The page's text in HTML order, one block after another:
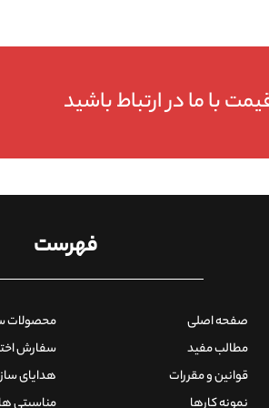
با ما در ارتباط باشید
فهرست
صفحه اصلی
مطالب مفید
قوانین و مقررات
محصولات
سفارش
هدایای